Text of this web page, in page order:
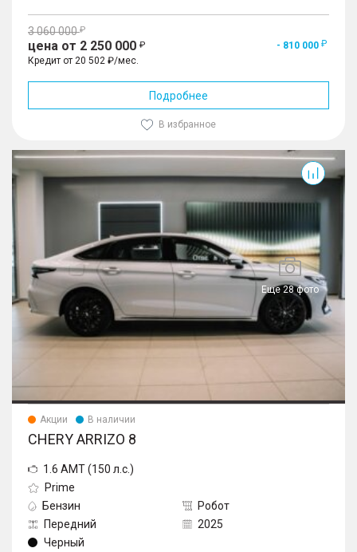
3 060 000
цена от 2 250 000
- 810 000
Кредит от 20 502 ₽/мес.
Подробнее
В избранное
Еще 28 фото
Arrizo 8
Акции В наличии
CHERY ARRIZO 8
1.6 AMT (150 л.с.)
Prime
Бензин
Робот
Передний
2025
Черный